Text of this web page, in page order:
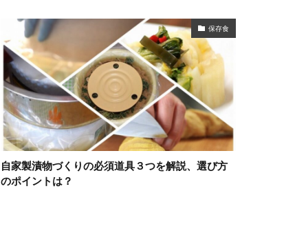
保存食
自家製漬物づくりの必須道具３つを解説、選び方
のポイントは？